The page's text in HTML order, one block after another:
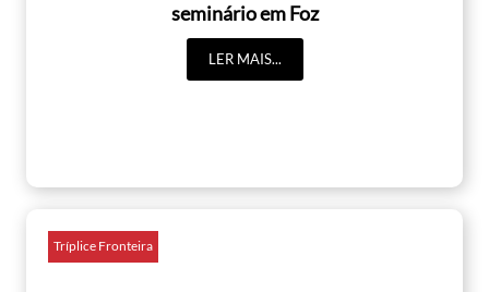
seminário em Foz
LER MAIS...
Tríplice Fronteira